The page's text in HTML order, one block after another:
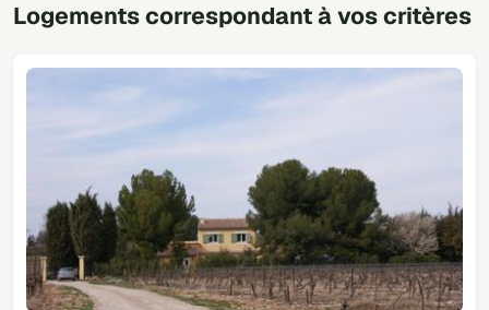
Logements correspondant à vos critères